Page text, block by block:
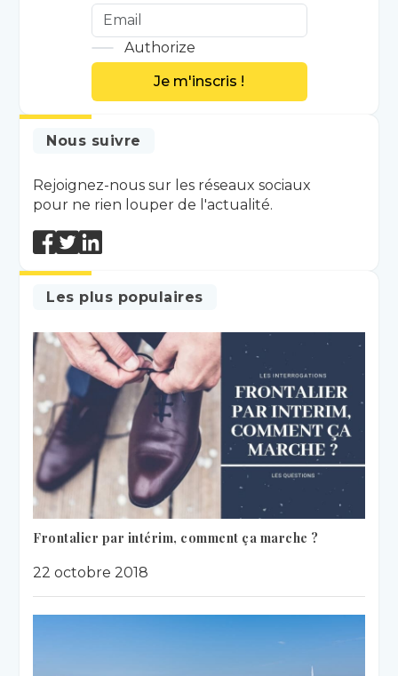
Authorize
Je m'inscris !
Nous suivre
Rejoignez-nous sur les réseaux sociaux
pour ne rien louper de l'actualité.
Les plus populaires
Frontalier par intérim, comment ça marche ?
22 octobre 2018